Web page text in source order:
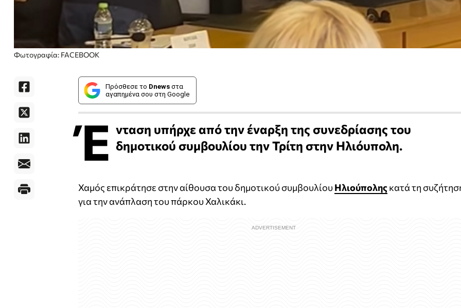
Φωτογραφία: FACEBOOK
Πρόσθεσε το Dnews στα
αγαπημένα σου στη Google
Έ νταση υπήρχε από την έναρξη της συνεδρίασης του
δημοτικού συμβουλίου την Τρίτη στην Ηλιόυπολη.
Χαμός επικράτησε στην αίθουσα του δημοτικού συμβουλίουΗλιούπολης κατά τη
για την ανάπλαση του πάρκου Χαλικάκι.